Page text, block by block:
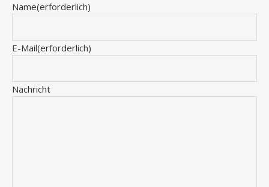
Name(erforderlich)
E-Mail(erforderlich)
Nachricht